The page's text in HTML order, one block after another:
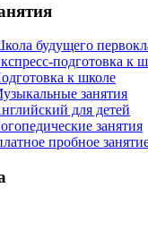
будущего
подготовка к
к школе
занятия
для детей
занятия
пробное